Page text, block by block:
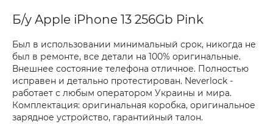
Б/у Apple iPhone 13 256Gb Pink
Был в использовании минимальный срок, никогда не
был в ремонте, все детали на 100% оригинальные.
Внешнее состояние телефона отличное. Полностью
исправен и детально протестирован. Neverlock -
работает с любым оператором Украины и мира.
Комплектация: оригинальная коробка, оригинальное
зарядное устройство, гарантийный талон.